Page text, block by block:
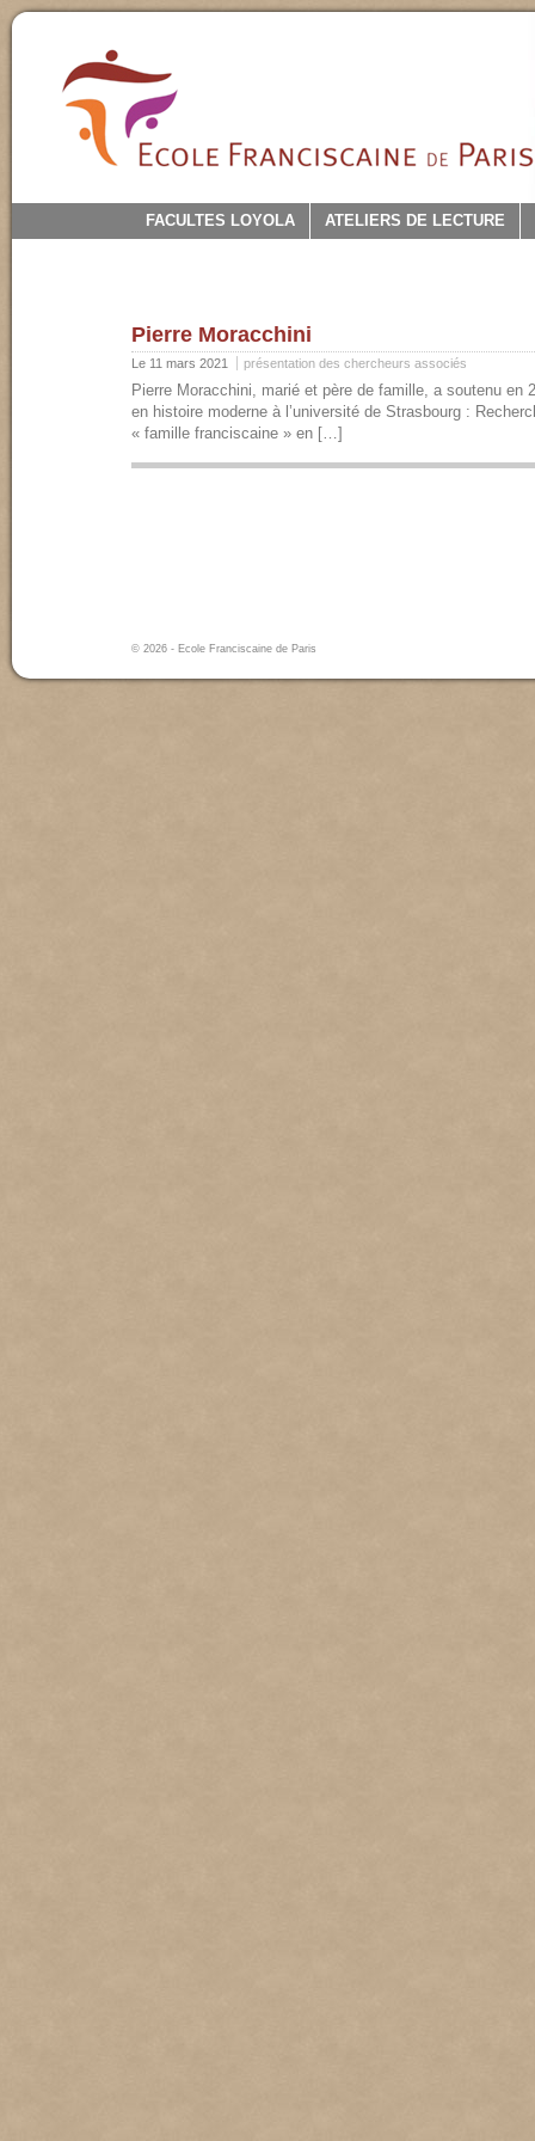
FACULTES LOYOLA ATELIERS DE LECTURE
Pierre Moracchini
Le 11 mars 2021 présentation des chercheurs associés
Pierre Moracchini, marié et père de famille, a soutenu en
en histoire moderne à l’université de Strasbourg :
« famille franciscaine » en […]
© 2026 - Ecole Franciscaine de Paris